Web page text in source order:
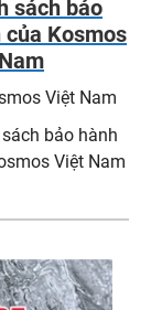
sách bảo
của Kosmos
Việt Nam
bảo hành
Việt Nam